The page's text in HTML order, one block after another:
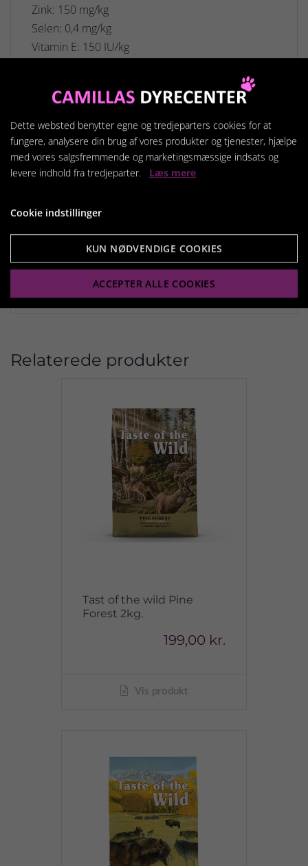
Zink: 150 mg/kg
Selen: 0,4 mg/kg
Vitamin E: 150 IU/kg
Energiindhold
Tilsætningsstoffer pr. kg
Indeholder tilsatte vitaminer og sporstoffer i
vitamin E, zink og selen.
Teknologiske tilsætningsstoffer
Relaterede produkter
Tast of the wild Pine
Forest 2kg.
199,00 kr.
Vis produkt
Dette websted benytter egne og tredjeparters cookies for at
fungere, analysere din brug af vores produkter og tjenester, hjælpe
med vores salgsfremmende og marketingsmæssige indsats og
levere indhold fra tredjeparter. Læs mere
Cookie indstillinger
KUN NØDVENDIGE COOKIES
ACCEPTER ALLE COOKIES